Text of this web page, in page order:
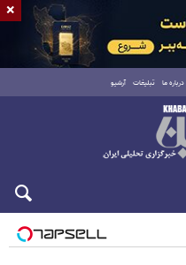
درباره ما تبلیغات آرشیو
×